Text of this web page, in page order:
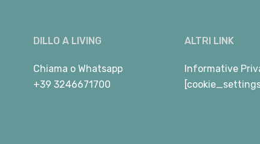
DILLO A LIVING
Chiama o Whatsapp
+39 3246671700
ALTRI LINK
Informative